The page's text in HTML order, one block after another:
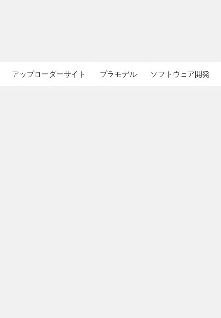
アップローダーサイト プラモデル ソフトウェア開発